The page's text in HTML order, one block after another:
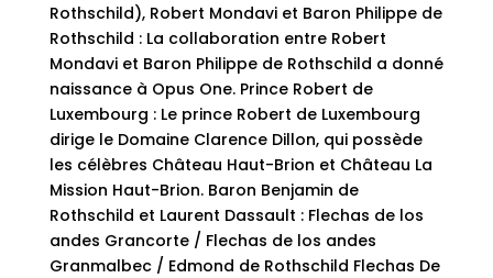
Rothschild), Robert Mondavi et Baron Philippe de
Rothschild : La collaboration entre Robert
Mondavi et Baron Philippe de Rothschild a donné
naissance à Opus One. Prince Robert de
Luxembourg : Le prince Robert de Luxembourg
dirige le Domaine Clarence Dillon, qui possède
les célèbres Château Haut-Brion et Château La
Mission Haut-Brion. Baron Benjamin de
Rothschild et Laurent Dassault : Flechas de los
andes Grancorte / Flechas de los andes
Granmalbec / Edmond de Rothschild Flechas De